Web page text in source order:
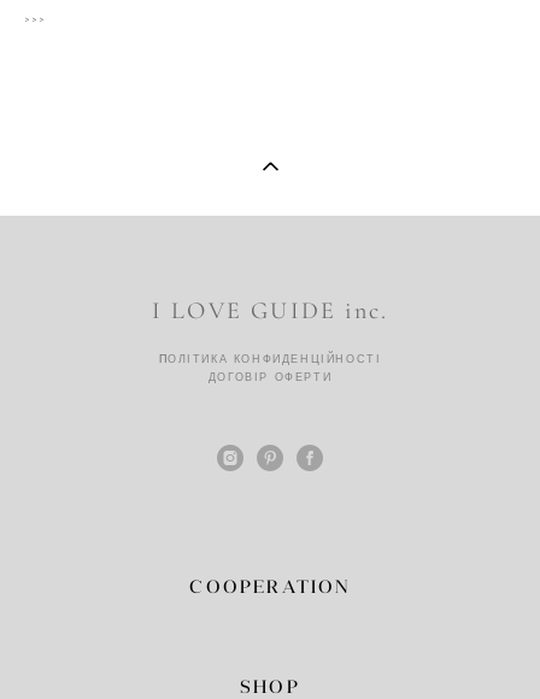
>>>
I LOVE GUIDE inc.
ПОЛІТИКА КОНФИДЕНЦІЙНОСТІ
ДОГОВІР ОФЕРТ И
COOPERATION
SHOP